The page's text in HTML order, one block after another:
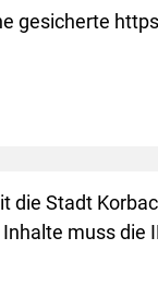
gesicherte
Stadt
muss